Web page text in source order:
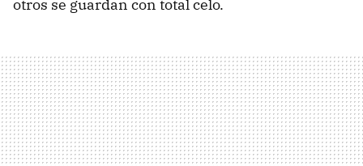
otros se guardan con total celo.